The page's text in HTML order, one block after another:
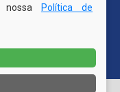
nossa
Política de